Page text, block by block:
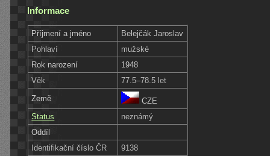
Informace
Příjmení a jméno
Belejčák Jaroslav
Pohlaví
mužské
Rok narození
1948
Věk
77.5–78.5 let
Země
CZE
Status
neznámý
Oddíl
Identifikační číslo ČR
9138